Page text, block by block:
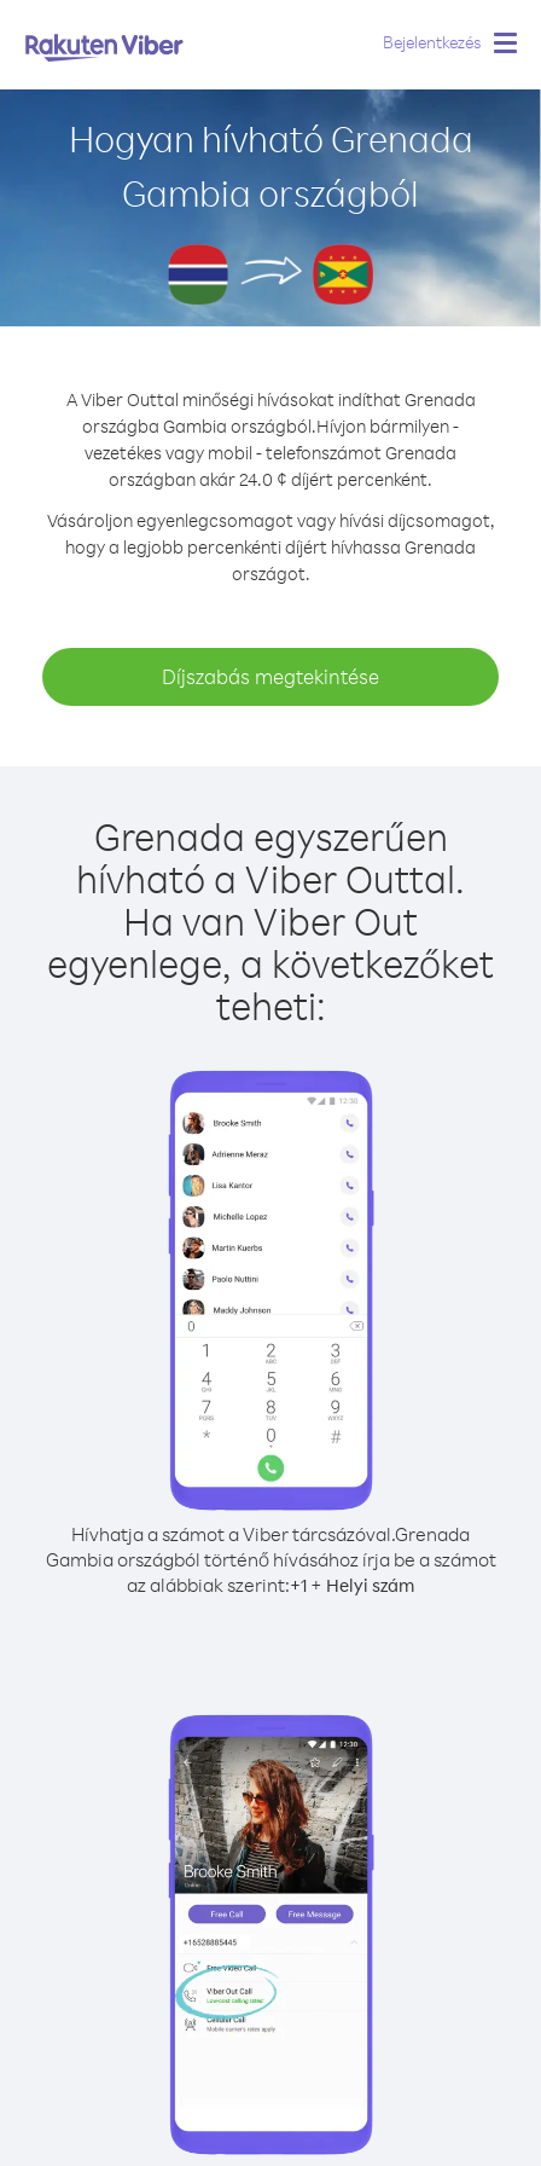
Bejelentkezés
Hogyan hívható Grenada
Gambia országból
A Viber Outtal minőségi hívásokat indíthat Grenada
országba Gambia országból.Hívjon bármilyen -
vezetékes vagy mobil - telefonszámot Grenada
országban akár 24.0 ¢ díjért percenként.
Vásároljon egyenlegcsomagot vagy hívási díjcsomagot,
hogy a legjobb percenkénti díjért hívhassa Grenada
országot.
Díjszabás megtekintése
Grenada egyszerűen
hívható a Viber Outtal.
Ha van Viber Out
egyenlege, a következőket
teheti:
Hívhatja a számot a Viber tárcsázóval.Grenada
Gambia országból történő hívásához írja be a számot
az alábbiak szerint:+1 + Helyi szám